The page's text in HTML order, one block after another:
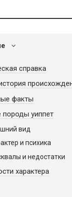
справка
факты
породы уиппет
вид
и психика
и недостатки
характера